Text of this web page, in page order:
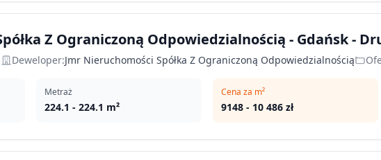
Z Ograniczoną Odpowiedzialnością - Gdańsk -
Deweloper:Jmr Nieruchomości Spółka Z Ograniczoną Odpowiedzialnością
Metraż
224.1 - 224.1 m²
Cena za m²
9148 - 10 486 zł